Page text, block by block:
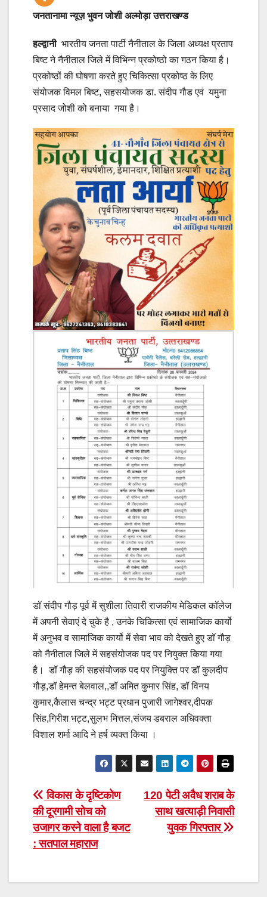
जनतानामा न्यूज़ भुवन जोशी अल्मोड़ा उत्तराखण्ड
हल्द्वानीभारतीय जनता पार्टी नैनीताल के जिला अध्यक्ष प्रताप
बिष्ट ने नैनीताल जिले में विभिन्न प्रकोष्ठो का गठन किया है।
प्रकोष्ठों की घोषणा करते हुए चिकित्सा प्रकोष्ठ के लिए
संयोजक विमल बिष्ट, सहसयोजक डा. संदीप गौड एवं यमुना
प्रसाद जोशी को बनाया गया है।
डॉ संदीप गौड़ पूर्व में सुशीला तिवारी राजकीय मेडिकल कॉलेज
में अपनी सेवाएं दे चुके है , उनके चिकित्सा एवं सामाजिक कार्यो
में अनुभव व सामाजिक कार्यो में सेवा भाव को देखते हुए डॉ गौड़
को नैनीताल जिले में सहसंयोजक पद पर नियुक्त किया गया
है। डॉ गौड़ की सहसंयोजक पद पर नियुक्ति पर डॉ कुलदीप
गौड़,डॉ हेमन्त बेलवाल,,डॉ अमित कुमार सिंह, डॉ विनय
कुमार,कैलास चन्द्र भट्ट प्रधान पुजारी जागेश्वर,दीपक
सिंह,गिरीश भट्ट,सुलभ मित्तल,संजय डबराल अधिवक्ता
विशाल शर्मा आदि ने हर्ष व्यक्त किया ।
Post
navigation
120 पेटी अवैध शराब के
साथ खत्याड़ी निवासी
युवक गिरफ्तार
विकास के दृष्टिकोण
की दूरगामी सोच को
उजागर करने वाला है बजट
: सतपाल महाराज